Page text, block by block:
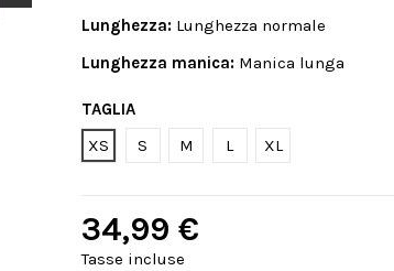
Lunghezza: Lunghezza normale
Lunghezza manica: Manica lunga
TAGLIA
XS
S M L XL
34,99 €
Tasse incluse